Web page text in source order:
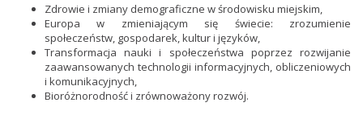
Zdrowie i zmiany demograficzne w środowisku miejskim,
Europa w zmieniającym się świecie: zrozumienie
społeczeństw, gospodarek, kultur i języków,
Transformacja nauki i społeczeństwa poprzez rozwijanie
zaawansowanych technologii informacyjnych, obliczeniowych
i komunikacyjnych,
Bioróżnorodność i zrównoważony rozwój.